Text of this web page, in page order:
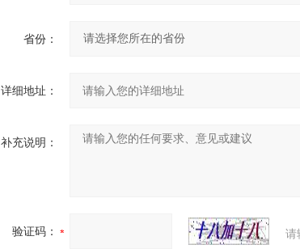
省份：
详细地址：
补充说明：
验证码： 请